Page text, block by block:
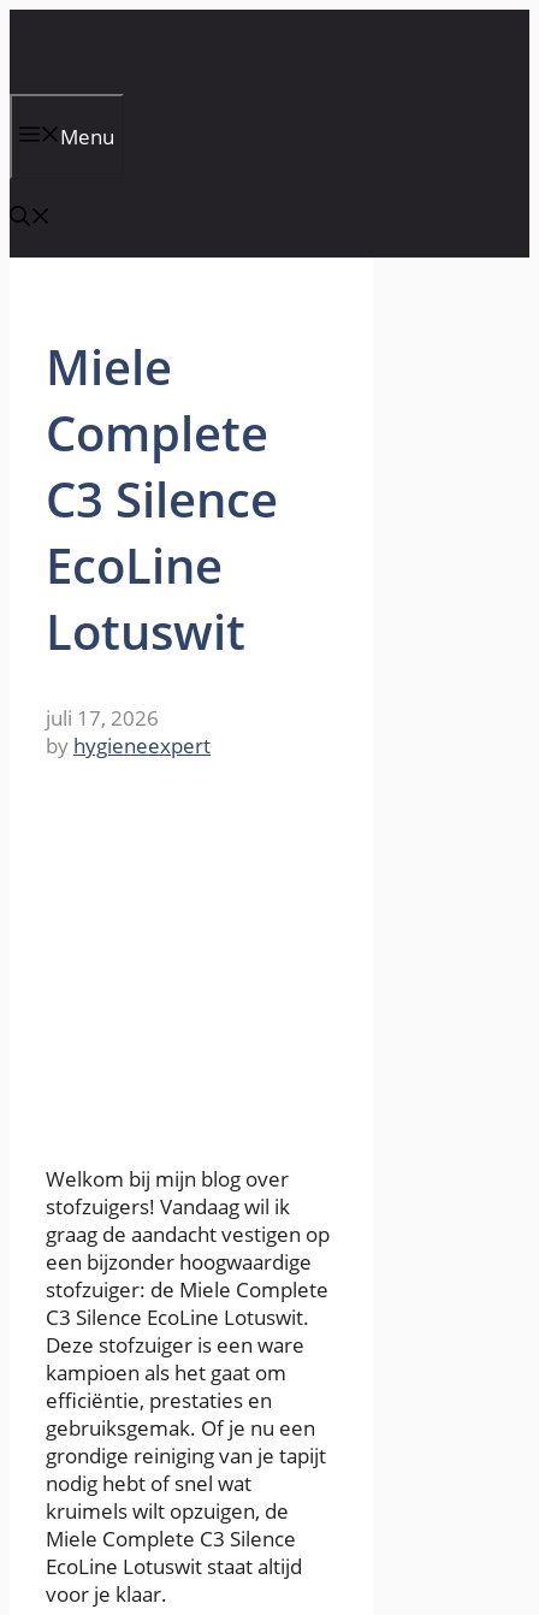
Menu
Miele
Complete
C3 Silence
EcoLine
Lotuswit
juli 17, 2026
by hygieneexpert
Welkom bij mijn blog over
stofzuigers! Vandaag wil ik
graag de aandacht vestigen op
een bijzonder hoogwaardige
stofzuiger: de Miele Complete
C3 Silence EcoLine Lotuswit.
Deze stofzuiger is een ware
kampioen als het gaat om
efficiëntie, prestaties en
gebruiksgemak. Of je nu een
grondige reiniging van je tapijt
nodig hebt of snel wat
kruimels wilt opzuigen, de
Miele Complete C3 Silence
EcoLine Lotuswit staat altijd
voor je klaar.